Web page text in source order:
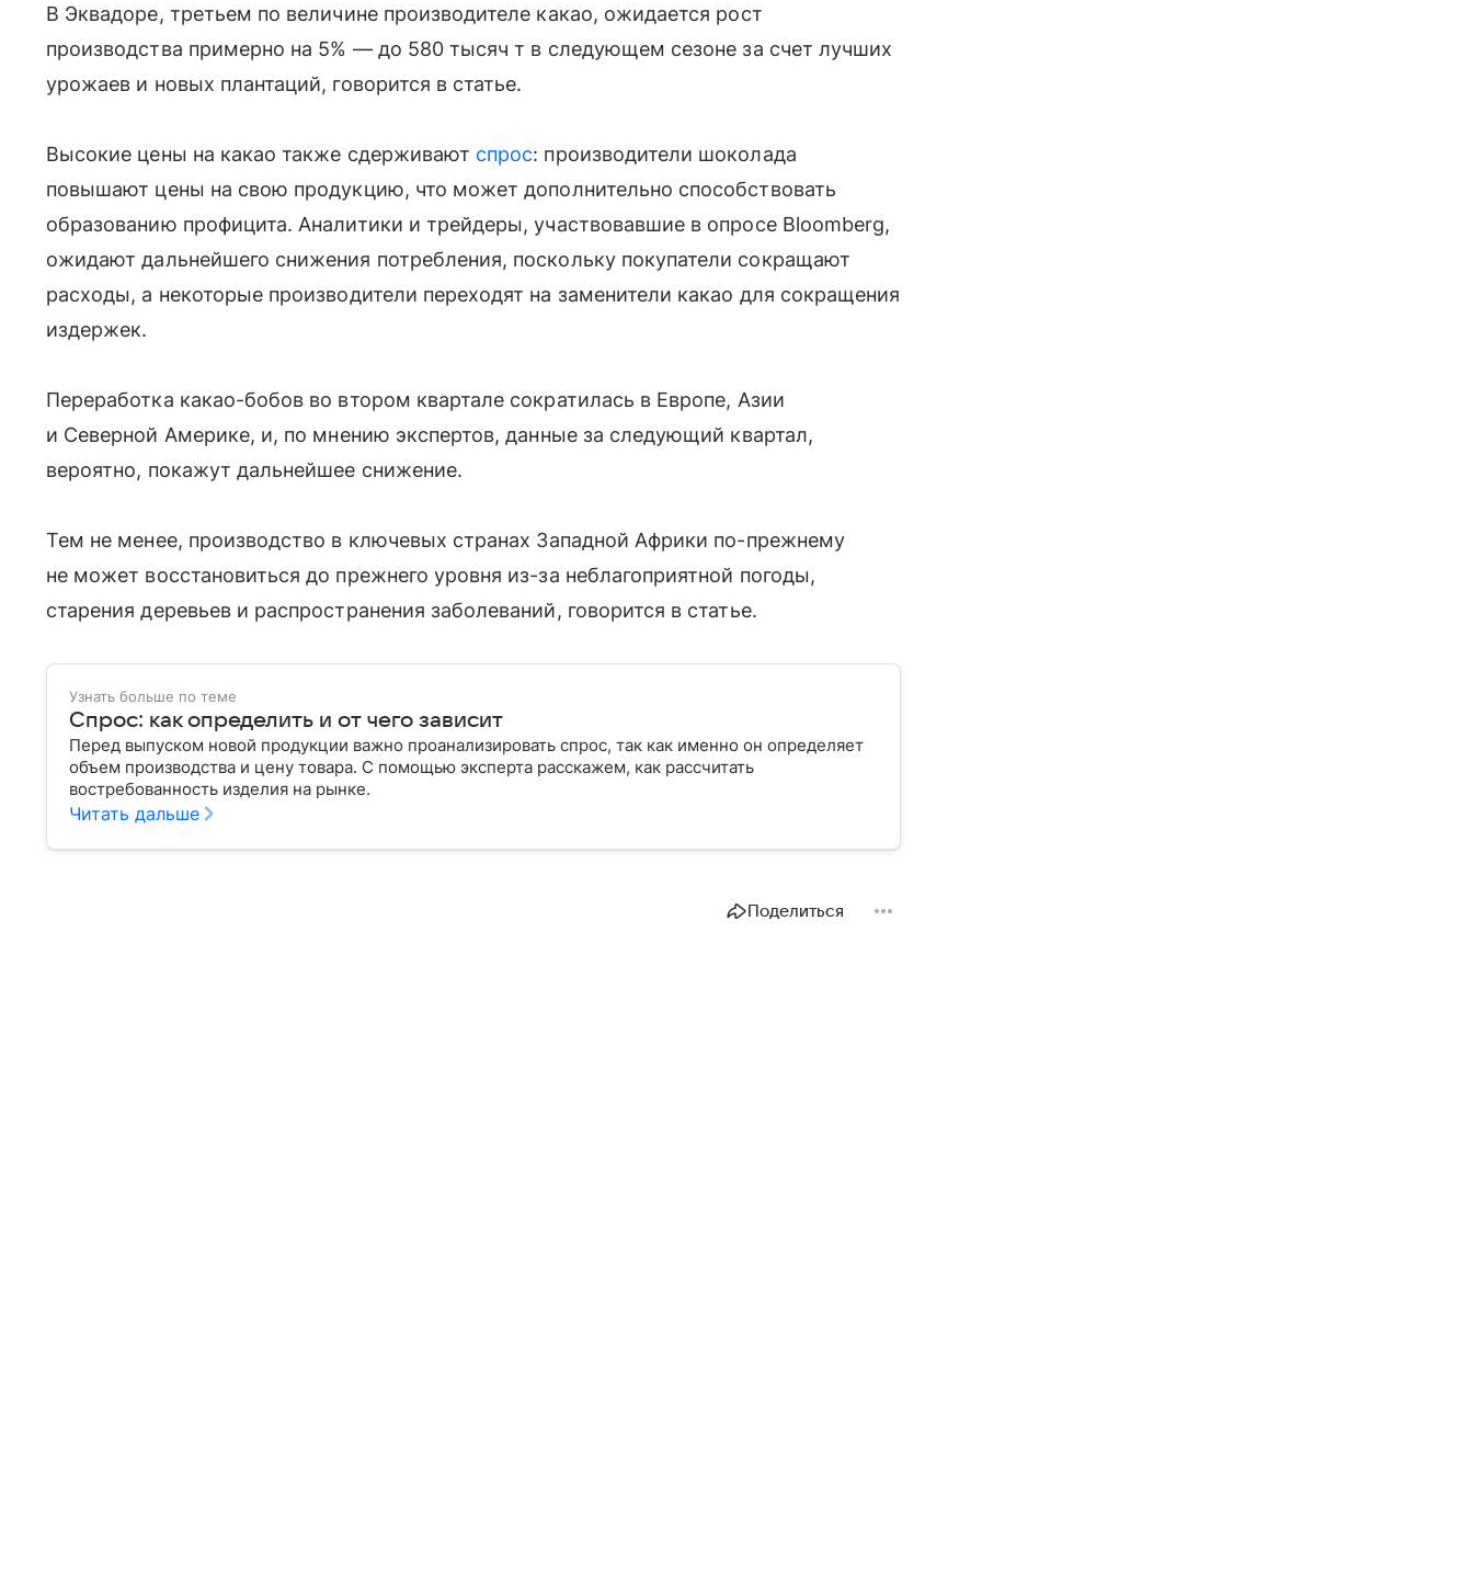
В Эквадоре, третьем по величине производителе какао, ожидается рост
производства примерно на 5% — до 580 тысяч т в следующем сезоне за счет лучших
урожаев и новых плантаций, говорится в статье.
Высокие цены на какао также сдерживают спрос: производители шоколада
повышают цены на свою продукцию, что может дополнительно способствовать
образованию профицита. Аналитики и трейдеры, участвовавшие в опросе Bloomberg,
ожидают дальнейшего снижения потребления, поскольку покупатели сокращают
расходы, а некоторые производители переходят на заменители какао для сокращения
издержек.
Переработка какао-бобов во втором квартале сократилась в Европе, Азии
и Северной Америке, и, по мнению экспертов, данные за следующий квартал,
вероятно, покажут дальнейшее снижение.
Тем не менее, производство в ключевых странах Западной Африки по-прежнему
не может восстановиться до прежнего уровня из-за неблагоприятной погоды,
старения деревьев и распространения заболеваний, говорится в статье.
Узнать больше по теме
Спрос: как определить и от чего зависит
Перед выпуском новой продукции важно проанализировать спрос, так как именно он определяет
объем производства и цену товара. С помощью эксперта расскажем, как рассчитать
востребованность изделия на рынке.
Читать дальше
Поделиться